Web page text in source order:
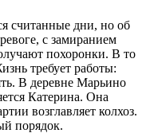
считанные дни, но об
с замиранием
похоронки. В то
требует работы:
В деревне Марьино
Катерина. Она
возглавляет колхоз.
порядок.